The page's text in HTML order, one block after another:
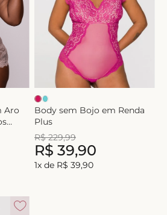
Aro
Body sem Bojo em Renda
Plus
R$ 229,99
R$ 39,90
1x de R$ 39,90